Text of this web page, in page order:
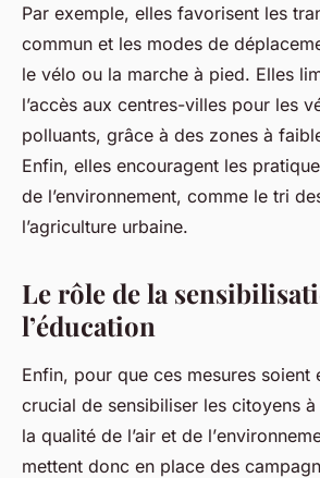
Par exemple, elles favorisent les
commun et les modes de
le vélo ou la marche à pied. Elles
l’accès aux centres-villes pour les
polluants, grâce à des zones à
Enfin, elles encouragent les
de l’environnement, comme le tri
l’agriculture urbaine.
Le rôle de la
l’éducation
Enfin, pour que ces mesures soient
crucial de sensibiliser les citoyens à
la qualité de l’air et de l’
mettent donc en place des